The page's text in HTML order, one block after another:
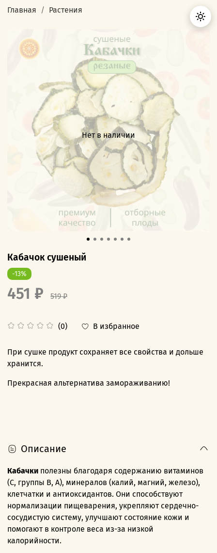
Главная Растения
Нет в наличии
Кабачок сушеный
(0) В избранное
-13%
451 ₽ 519 ₽
При сушке продукт сохраняет все свойства и дольше
хранится.
Прекрасная альтернатива замораживанию!
Описание
Кабачки полезны благодаря содержанию витаминов
(С, группы B, А), минералов (калий, магний, железо),
клетчатки и антиоксидантов. Они способствуют
нормализации пищеварения, укрепляют сердечно-
сосудистую систему, улучшают состояние кожи и
помогают в контроле веса из-за низкой
калорийности.